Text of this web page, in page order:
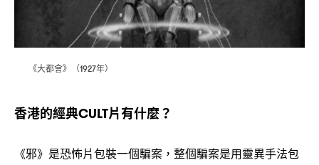
《大都會》 （1927年）
香港的經典CULT片有什麼？
《邪》是恐怖片包裝一個騙案 ， 整個騙案是用靈異手法包